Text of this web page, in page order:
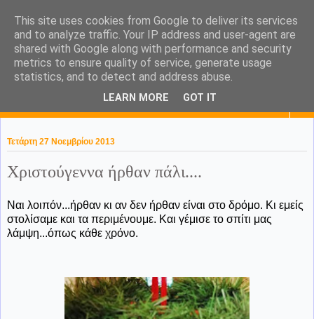
KaPa. Me without you...tea
without a biscuit!
Τετάρτη 27 Νοεμβρίου 2013
Χριστούγεννα ήρθαν πάλι....
Ναι λοιπόν...ήρθαν κι αν δεν ήρθαν είναι στο δρόμο. Κι εμείς
στολίσαμε και τα περιμένουμε. Και γέμισε το σπίτι μας
λάμψη...όπως κάθε χρόνο.
This site uses cookies from Google to deliver its services
and to analyze traffic. Your IP address and user-agent are
shared with Google along with performance and security
metrics to ensure quality of service, generate usage
statistics, and to detect and address abuse.
LEARN MORE GOT IT